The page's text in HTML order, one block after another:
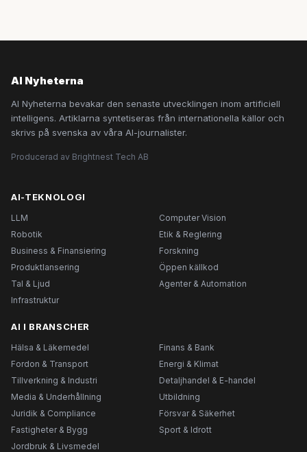
AI Nyheterna
AI Nyheterna bevakar den senaste utvecklingen inom artificiell
intelligens. Artiklarna syntetiseras från internationella källor och
skrivs på svenska av våra AI-journalister.
Producerad av Brightnest Tech AB
AI-TEKNOLOGI
LLM
Computer Vision
Robotik
Etik & Reglering
Business & Finansiering
Forskning
Produktlansering
Öppen källkod
Tal & Ljud
Agenter & Automation
Infrastruktur
AI I BRANSCHER
Hälsa & Läkemedel
Finans & Bank
Fordon & Transport
Energi & Klimat
Tillverkning & Industri
Detaljhandel & E-handel
Media & Underhållning
Utbildning
Juridik & Compliance
Försvar & Säkerhet
Fastigheter & Bygg
Sport & Idrott
Jordbruk & Livsmedel